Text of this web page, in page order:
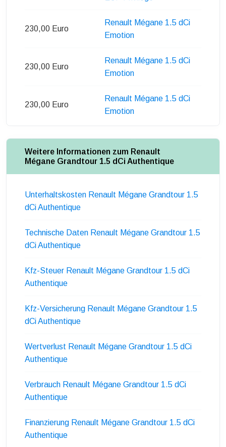
230,00 Euro
Renault Mégane 1.5 dCi
Emotion
230,00 Euro
Renault Mégane 1.5 dCi
Emotion
230,00 Euro
Renault Mégane 1.5 dCi
Emotion
Weitere Informationen zum Renault
Mégane Grandtour 1.5 dCi Authentique
Unterhaltskosten Renault Mégane Grandtour 1.5
dCi Authentique
Technische Daten Renault Mégane Grandtour 1.5
dCi Authentique
Kfz-Steuer Renault Mégane Grandtour 1.5 dCi
Authentique
Kfz-Versicherung Renault Mégane Grandtour 1.5
dCi Authentique
Wertverlust Renault Mégane Grandtour 1.5 dCi
Authentique
Verbrauch Renault Mégane Grandtour 1.5 dCi
Authentique
Finanzierung Renault Mégane Grandtour 1.5 dCi
Authentique